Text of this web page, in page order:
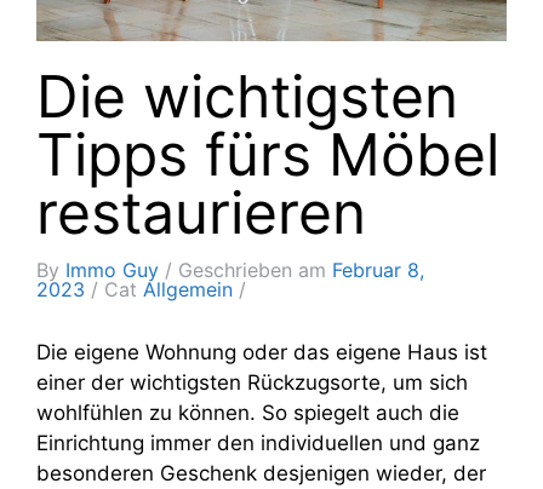
Die wichtigsten
Tipps fürs Möbel
restaurieren
By Immo Guy Geschrieben am Februar 8,
2023
Cat Allgemein
Die eigene Wohnung oder das eigene Haus ist
einer der wichtigsten Rückzugsorte, um sich
wohlfühlen zu können. So spiegelt auch die
Einrichtung immer den individuellen und ganz
besonderen Geschenk desjenigen wieder, der